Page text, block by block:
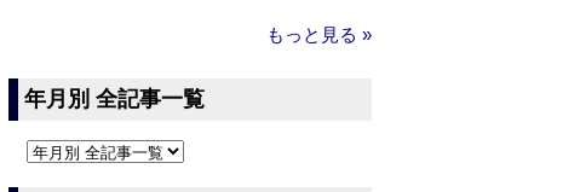
もっと見る »
年月別 全記事一覧